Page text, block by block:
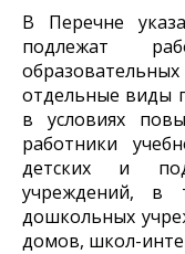
В Перечне
подлежат
отдельные виды
в условиях
работники
детских и
учреждений, в
дошкольных
домов, школ-